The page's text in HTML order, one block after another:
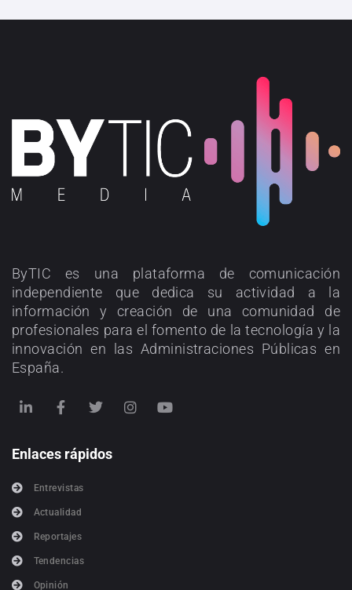
ByTIC es una plataforma de comunicación
independiente que dedica su actividad a la
información y creación de una comunidad de
profesionales para el fomento de la tecnología y la
innovación en las Administraciones Públicas en
España.
Enlaces rápidos
Entrevistas
Actualidad
Reportajes
Tendencias
Opinión